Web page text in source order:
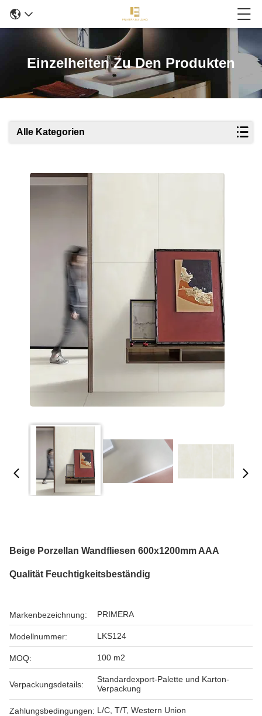
Einzelheiten Zu Den Produkten
Alle Kategorien
Beige Porzellan Wandfliesen 600x1200mm AAA
Qualität Feuchtigkeitsbeständig
Markenbezeichnung: PRIMERA
Modellnummer: LKS124
MOQ: 100 m2
Verpackungsdetails:
Standardexport-Palette und Karton-
Verpackung
Zahlungsbedingungen: L/C, T/T, Western Union